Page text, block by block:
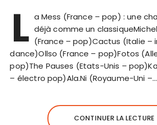
L a Mess (France – pop) : une
déjà comme un
(France – pop)Cactus (Italie –
dance)Ollso (France – pop)Fotos
pop)The Pauses (Etats-Unis –
– électro pop)Ala.Ni (Royaume-Uni –…
CONTINUER LA LECTURE